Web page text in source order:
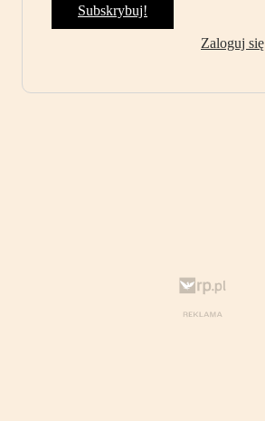
Subskrybuj!
Zaloguj się